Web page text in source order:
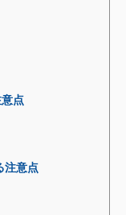
点
注意点